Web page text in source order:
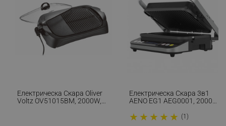
Електрическа Скара Oliver
Voltz OV51015BM, 2000W,
Електрическа Скара 3в1
AENO EG1 AEG0001, 2000W,
Градусово Разгъване,
Таймер, Незалепващо
★ ★ ★ ★ ★ (1)